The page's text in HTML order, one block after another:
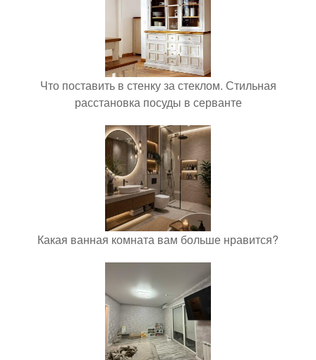
Что поставить в стенку за стеклом. Стильная
расстановка посуды в серванте
Какая ванная комната вам больше нравится?